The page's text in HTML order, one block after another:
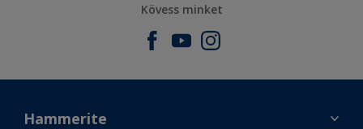
Kövess minket
Hammerite